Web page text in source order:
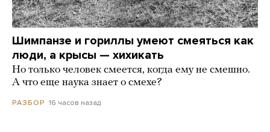
Шимпанзе и гориллы умеют смеяться как
люди, а крысы — хихикать
Но только человек смеется, когда ему не смешно.
А что еще наука знает о смехе?
РАЗБОР 16 часов назад